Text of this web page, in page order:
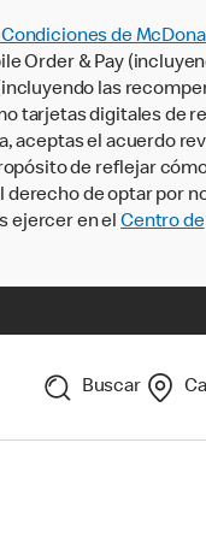
de
Order & Pay
las
tarjetas digitales de
aceptas el acuerdo
de reflejar
de optar por
ejercer en el Centro de
Buscar